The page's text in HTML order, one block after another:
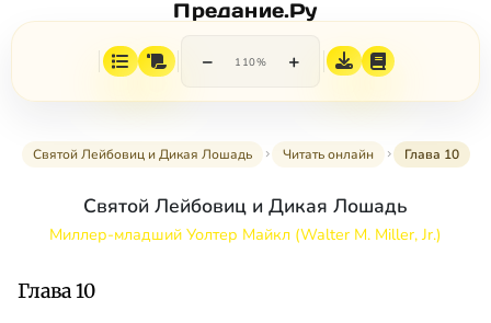
Предание.Ру
− 110% +
Святой Лейбовиц и Дикая Лошадь Читать онлайн Глава 10
Святой Лейбовиц и Дикая Лошадь
Миллер-младший Уолтер Майкл (Walter M. Miller, Jr.)
Глава 10